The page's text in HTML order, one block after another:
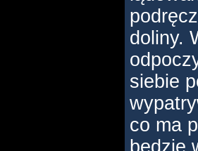
doliny.
siebie
co ma
będzie